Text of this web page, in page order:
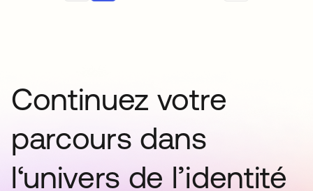
Continuez votre
parcours dans
l‘univers de l’identité